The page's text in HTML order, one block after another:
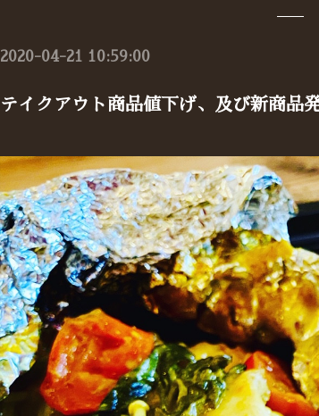
2020-04-21 10:59:00
テイクアウト商品値下げ、及び新商品